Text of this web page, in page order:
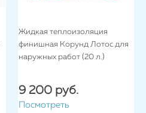
Жидкая теплоизоляция
финишная Корунд Лотос для
наружных работ (20 л.)
9 200 руб.
Посмотреть